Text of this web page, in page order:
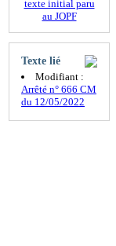
texte initial paru
au JOPF
Texte lié
Modifiant :
Arrêté n° 666 CM
du 12/05/2022